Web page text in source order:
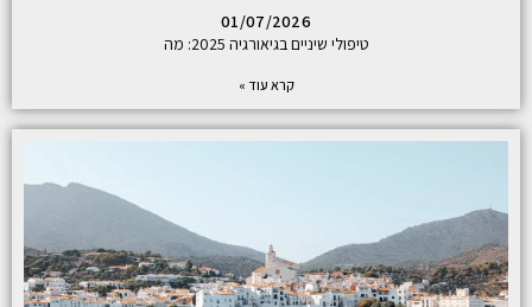
01/07/2026
טיפולי שיניים בגיאורגיה 2025: מה
קרא עוד »